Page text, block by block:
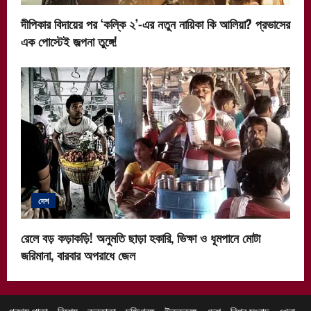
দীপিকার বিদায়ের পর ‘কল্কি ২’-এর নতুন নায়িকা কি আলিয়া? প্রভাসের
এক পোস্টেই জল্পনা তুঙ্গে!
দেশ
রেলে বড় কড়াকড়ি! অনুমতি ছাড়া হকারি, ভিক্ষা ও ধূমপানে মোটা
জরিমানা, বারবার অপরাধে জেল